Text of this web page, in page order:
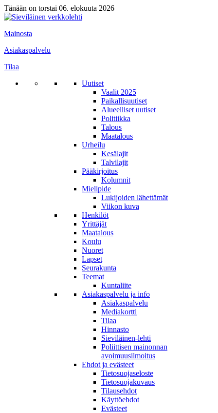
Tänään on torstai 06. elokuuta 2026
Mainosta
Asiakaspalvelu
Tilaa
Uutiset
Vaalit 2025
Paikallisuutiset
Alueelliset uutiset
Politiikka
Talous
Maatalous
Urheilu
Kesälajit
Talvilajit
Pääkirjoitus
Kolumnit
Mielipide
Lukijoiden lähettämät
Viikon kuva
Henkilöt
Yrittäjät
Maatalous
Koulu
Nuoret
Lapset
Seurakunta
Teemat
Kuntaliite
Asiakaspalvelu ja info
Asiakaspalvelu
Mediakortti
Tilaa
Hinnasto
Sieviläinen-lehti
Poliittisen mainonnan
avoimuusilmoitus
Ehdot ja evästeet
Tietosuojaseloste
Tietosuojakuvaus
Tilausehdot
Käyttöehdot
Evästeet